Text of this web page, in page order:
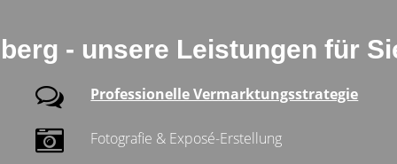
- unsere Leistungen für
Professionelle Vermarktungsstrategie
Fotografie & Exposé-Erstellung